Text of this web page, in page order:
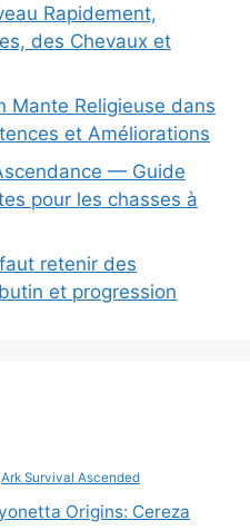
Rapidement,
des Chevaux et
Mante Religieuse dans
et Améliorations
— Guide
pour les chasses à
retenir des
et progression
Ark Survival Ascended
Origins: Cereza